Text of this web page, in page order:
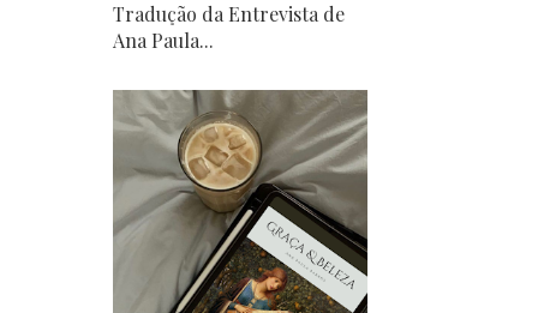
Tradução da Entrevista de
Ana Paula...